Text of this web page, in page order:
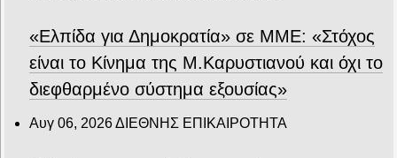
«Ελπίδα για Δημοκρατία» σε ΜΜΕ: «Στόχος
είναι το Κίνημα της Μ.Καρυστιανού και όχι το
διεφθαρμένο σύστημα εξουσίας»
Αυγ 06, 2026ΔΙΕΘΝΗΣ ΕΠΙΚΑΙΡΟΤΗΤΑ